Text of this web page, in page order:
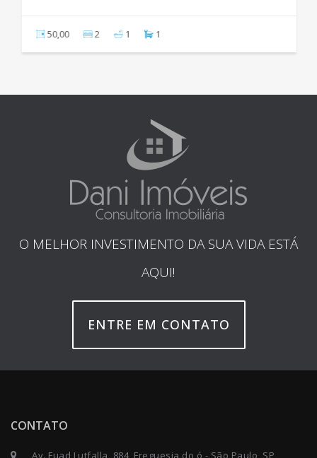
50,00 2 1 1
O MELHOR INVESTIMENTO DA SUA VIDA ESTÁ
AQUI!
ENTRE EM CONTATO
CONTATO
Av. Fuad Lutfalla, 884, Freguesia do ó - São Paulo, SP